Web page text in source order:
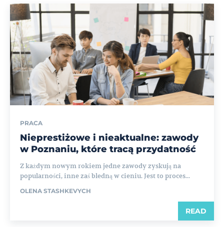
PRACA
Nieprestiżowe i nieaktualne: zawody
w Poznaniu, które tracą przydatność
Z każdym nowym rokiem jedne zawody zyskują na
popularności, inne zaś bledną w cieniu. Jest to proces...
OLENA STASHKEVYCH
READ